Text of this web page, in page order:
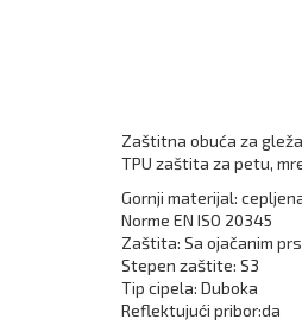
Zaštitna obuća za
TPU zaštita za petu,
Gornji materijal:
Norme EN ISO 20345
Zaštita: Sa ojačanim
Stepen zaštite: S3
Tip cipela: Duboka
Reflektujući pribor:da